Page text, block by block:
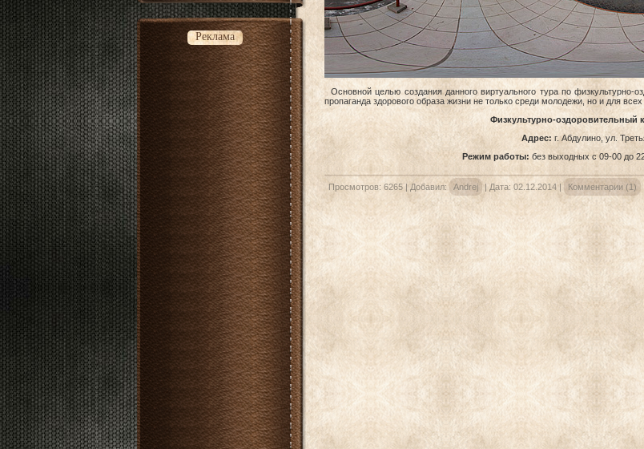
Реклама
Основной целью создания данного виртуального тура по физкультурно-
пропаганда здорового образа жизни не только среди молодежи, но и для
Физкультурно-оздоровительный
Адрес: г. Абдулино, ул.
Режим работы: без выходных с 09-00 до
Просмотров: 6265| Добавил: Andrej | Дата: 02.12.2014 | Комментарии (1)